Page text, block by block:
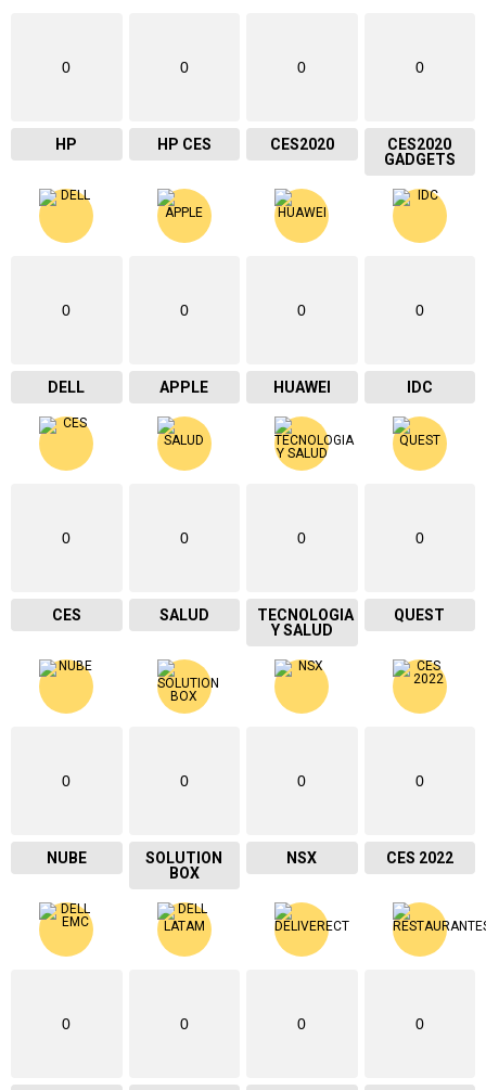
0
HP
0
HP CES
0
CES2020
0
CES2020
GADGETS
0
DELL
0
APPLE
0
HUAWEI
0
IDC
0
CES
0
SALUD
0
TECNOLOGIA
Y SALUD
0
QUEST
0
NUBE
0
SOLUTION
BOX
0
NSX
0
CES 2022
0 0 0 0